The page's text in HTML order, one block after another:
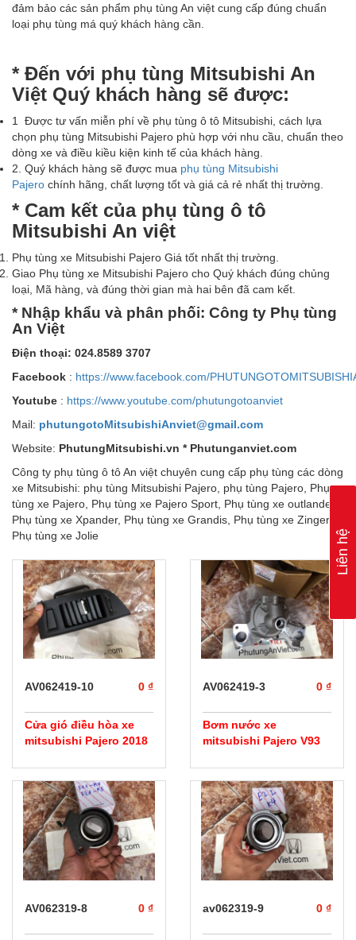
đảm bảo các sản phẩm phụ tùng An việt cung cấp đúng chuẩn
loại phụ tùng má quý khách hàng cần.
* Đến với phụ tùng Mitsubishi An
Việt Quý khách hàng sẽ được:
1 Được tư vấn miễn phí về phụ tùng ô tô Mitsubishi, cách lựa
chọn phụ tùng Mitsubishi Pajero phù hợp với nhu cầu, chuẩn theo
dòng xe và điều kiều kiện kinh tế của khách hàng.
2. Quý khách hàng sẽ được mua phụ tùng Mitsubishi
Pajero chính hãng, chất lượng tốt và giá cả rẻ nhất thị trường.
* Cam kết của phụ tùng ô tô
Mitsubishi An việt
Phụ tùng xe Mitsubishi Pajero Giá tốt nhất thị trường.
Giao Phụ tùng xe Mitsubishi Pajero cho Quý khách đúng chủng
loại, Mã hàng, và đúng thời gian mà hai bên đã cam kết.
* Nhập khẩu và phân phối: Công ty Phụ tùng
An Việt
Điện thoại: 024.8589 3707
Facebook : https://www.facebook.com/
Youtube : https://www.youtube.com/phutungotoanviet
Mail: phutungotoMitsubishiAnviet@gmail.com
Website: PhutungMitsubishi.vn * Phutunganviet.com
Công ty phụ tùng ô tô An việt chuyên cung cấp phụ tùng các dòng
xe Mitsubishi: phụ tùng Mitsubishi Pajero, phụ tùng Pajero, Phụ
tùng xe Pajero, Phụ tùng xe Pajero Sport, Phụ tùng xe outlander,
Phụ tùng xe Xpander, Phụ tùng xe Grandis, Phụ tùng xe Zinger,
Phụ tùng xe Jolie
AV062419-10 0 ₫
Cửa gió điều hòa xe
mitsubishi Pajero 2018
AV062419-3 0 ₫
Bơm nước xe
mitsubishi Pajero V93
AV062319-8 0 ₫ av062319-9 0 ₫
Liên hệ